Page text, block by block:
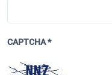
CAPTCHA*